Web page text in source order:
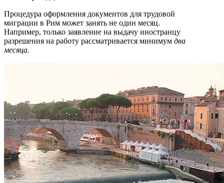
Процедура оформления документов для трудовой
миграции в Рим может занять не один месяц.
Например, только заявление на выдачу иностранцу
разрешения на работу рассматривается минимум два
месяца.